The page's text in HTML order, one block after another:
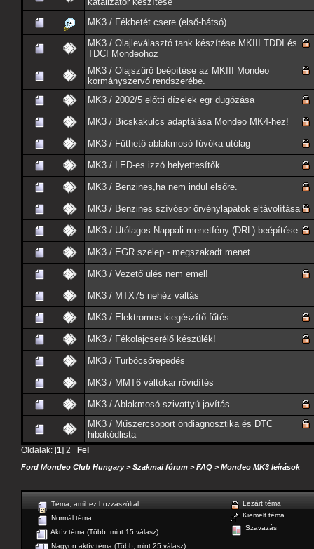
MK3 / Fékbetét csere (első-hátsó)
MK3 / Olajleválasztó tank készítése MKIII TDDI és
TDCI Mondeohoz
MK3 / Olajszűrő beépítése az MKIII Mondeo
kormányszervó rendszerébe.
MK3 / 2002/5 előtti dízelek egr dugózása
MK3 / Bicskakulcs adaptálása Mondeo MK4-hez!
MK3 / Fűthető ablakmosó fúvóka utólag
MK3 / LED-es izzó helyettesítők
MK3 / Benzines,ha nem indul elsőre.
MK3 / Benzines szívósor örvénylapátok eltávolítása
MK3 / Utólagos Nappali menetfény (DRL) beépítése
MK3 / EGR szelep - megszakadt menet
MK3 / Vezető ülés nem emel!
MK3 / MTX75 nehéz váltás
MK3 / Elektromos kiegészítő fűtés
MK3 / Fékolajcserélő készülék!
MK3 / Turbócsőrepedés
MK3 / MMT6 váltókar rövidítés
MK3 / Ablakmosó szivattyú javítás
MK3 / Műszercsoport öndiagnosztika és DTC
hibakódlista
Oldalak: [1] 2 Fel
Ford Mondeo Club Hungary>Szakmai fórum >FAQ >Mondeo MK3 leírások
Téma, amihez hozzászóltál
Normál téma
Aktív téma (Több, mint 15 válasz)
Nagyon aktív téma (Több, mint 25 válasz)
Lezárt téma
Kiemelt téma
Szavazás